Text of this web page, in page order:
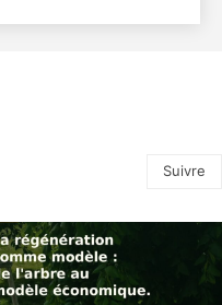
Suivre